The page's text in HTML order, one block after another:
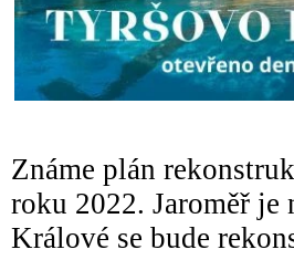
Známe plán
roku 2022. Jaroměř je
Králové se bude